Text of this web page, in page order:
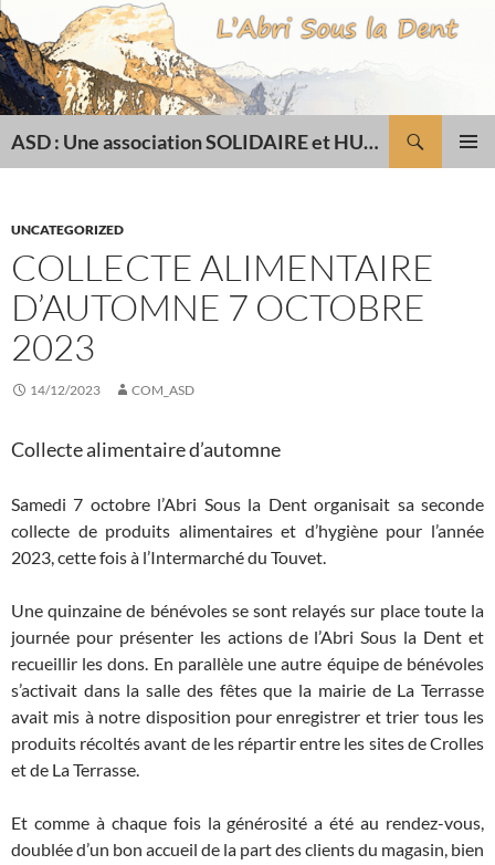
ASD : Une association SOLIDAIRE et HUMANITAIRE
UNCATEGORIZED
COLLECTE ALIMENTAIRE
D’AUTOMNE 7 OCTOBRE
2023
14/12/2023 COM_ASD
Collecte alimentaire d’automne
Samedi 7 octobre l’Abri Sous la Dent organisait sa seconde
collecte de produits alimentaires et d’hygiène pour l’année
2023, cette fois à l’Intermarché du Touvet.
Une quinzaine de bénévoles se sont relayés sur place toute la
journée pour présenter les actions de l’Abri Sous la Dent et
recueillir les dons. En parallèle une autre équipe de bénévoles
s’activait dans la salle des fêtes que la mairie de La Terrasse
avait mis à notre disposition pour enregistrer et trier tous les
produits récoltés avant de les répartir entre les sites de Crolles
et de La Terrasse.
Et comme à chaque fois la générosité a été au rendez-vous,
doublée d’un bon accueil de la part des clients du magasin, bien